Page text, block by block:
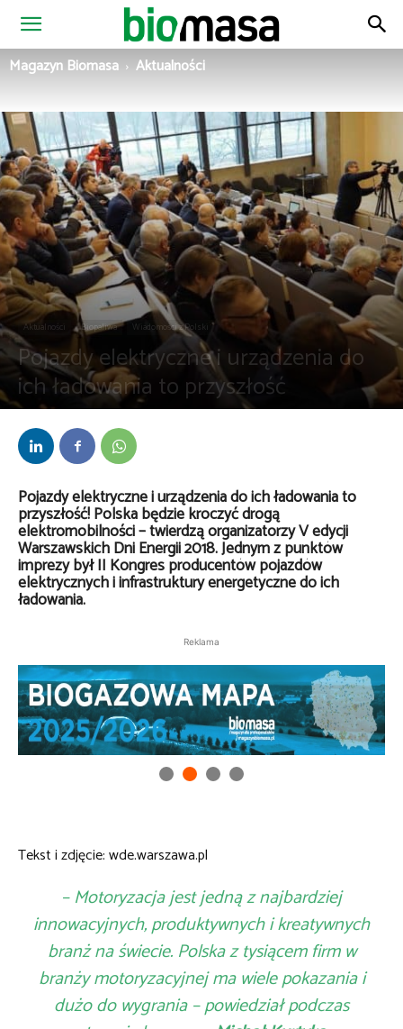
Magazyn
Magazyn Biomasa Aktualności
Aktualności Biopaliwa Wiadomości z Polski
Pojazdy elektryczne i urządzenia do
ich ładowania to przyszłość
Przez Redakcja-
Pojazdy elektryczne i urządzenia do ich ładowania to
przyszłość! Polska będzie kroczyć drogą
elektromobilności – twierdzą organizatorzy V edycji
Warszawskich Dni Energii 2018. Jednym z punktów
imprezy był II Kongres producentów pojazdów
elektrycznych i infrastruktury energetyczne do ich
ładowania.
Reklama
Tekst i zdjęcie: wde.warszawa.pl
– Motoryzacja jest jedną z najbardziej
innowacyjnych, produktywnych i kreatywnych
branż na świecie. Polska z tysiącem firm w
branży motoryzacyjnej ma wiele pokazania i
dużo do wygrania – powiedział podczas